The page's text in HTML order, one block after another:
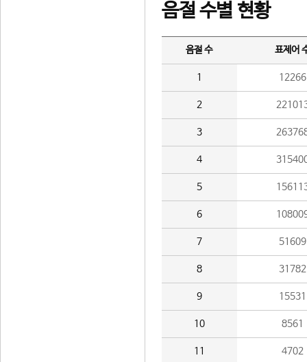
음절 수별 현황
음절 수 표제어
1 12266
2
3
4
5
6
7 51609
8 31782
9 15531
10 8561
11 4702